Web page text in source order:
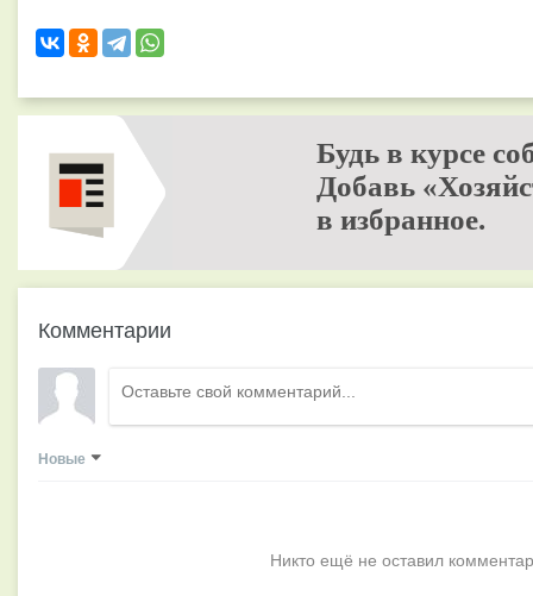
Будь в курсе
Добавь
в избранное.
Комментарии
Новые
Никто ещё не оставил